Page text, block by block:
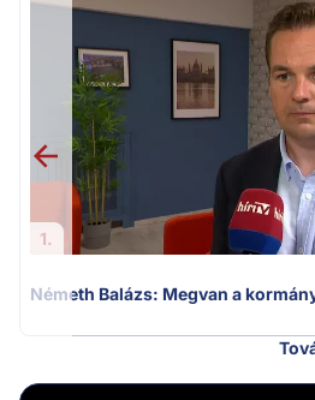
1.
Németh Balázs: Megvan a